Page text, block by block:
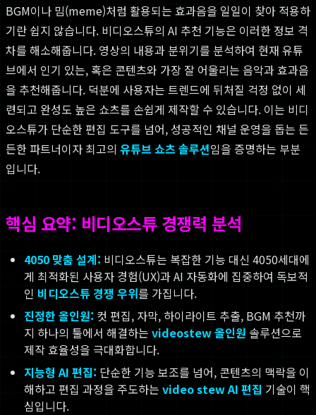
BGM이나 밈(meme)처럼 활용되는 효과음을 일일이 찾아 적용하
기란 쉽지 않습니다. 비디오스튜의 AI 추천 기능은 이러한 정보 격
차를 해소해줍니다. 영상의 내용과 분위기를 분석하여 현재 유튜
브에서 인기 있는, 혹은 콘텐츠와 가장 잘 어울리는 음악과 효과음
을 추천해줍니다. 덕분에 사용자는 트렌드에 뒤처질 걱정 없이 세
련되고 완성도 높은 쇼츠를 손쉽게 제작할 수 있습니다. 이는 비디
오스튜가 단순한 편집 도구를 넘어, 성공적인 채널 운영을 돕는 든
든한 파트너이자 최고의 유튜브 쇼츠 솔루션임을 증명하는 부분
입니다.
핵심 요약: 비디오스튜 경쟁력 분석
4050 맞춤 설계: 비디오스튜는 복잡한 기능 대신 4050세대에
게 최적화된 사용자 경험(UX)과 AI 자동화에 집중하여 독보적
인 비디오스튜 경쟁 우위를 가집니다.
진정한 올인원: 컷 편집, 자막, 하이라이트 추출, BGM 추천까
지 하나의 툴에서 해결하는 videostew 올인원 솔루션으로
제작 효율성을 극대화합니다.
지능형 AI 편집: 단순한 기능 보조를 넘어, 콘텐츠의 맥락을 이
해하고 편집 과정을 주도하는 video stew AI 편집 기술이 핵
심입니다.